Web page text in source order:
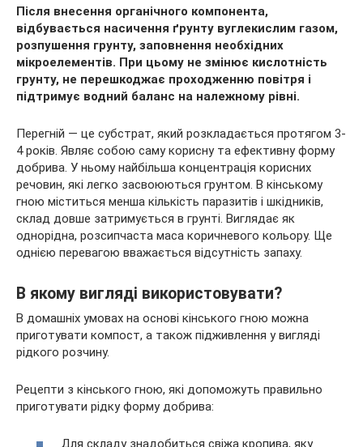
Після внесення органічного компонента,
відбувається насичення ґрунту вуглекислим газом,
розпушення грунту, заповнення необхідних
мікроелементів. При цьому не змінює кислотність
грунту, не перешкоджає проходженню повітря і
підтримує водний баланс на належному рівні.
Перегній — це субстрат, який розкладається протягом 3-
4 років. Являє собою саму корисну та ефективну форму
добрива. У ньому найбільша концентрація корисних
речовин, які легко засвоюються грунтом. В кінському
гною міститься менша кількість паразитів і шкідників,
склад довше затримується в грунті. Виглядає як
однорідна, розсипчаста маса коричневого кольору. Ще
однією перевагою вважається відсутність запаху.
В якому вигляді використовувати?
В домашніх умовах на основі кінського гною можна
приготувати компост, а також підживлення у вигляді
рідкого розчину.
Рецепти з кінського гною, які допоможуть правильно
приготувати рідку форму добрива:
Для складу знадобиться свіжа кропива, яку